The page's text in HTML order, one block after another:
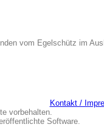
vom Egelschütz im
Kontakt /
vorbehalten.
Software.